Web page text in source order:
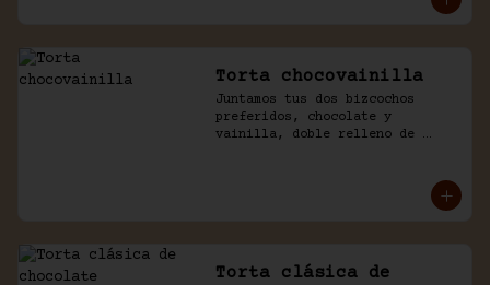
Torta chocovainilla
Juntamos tus dos bizcochos
preferidos, chocolate y
vainilla, doble relleno de
Torta clásica de